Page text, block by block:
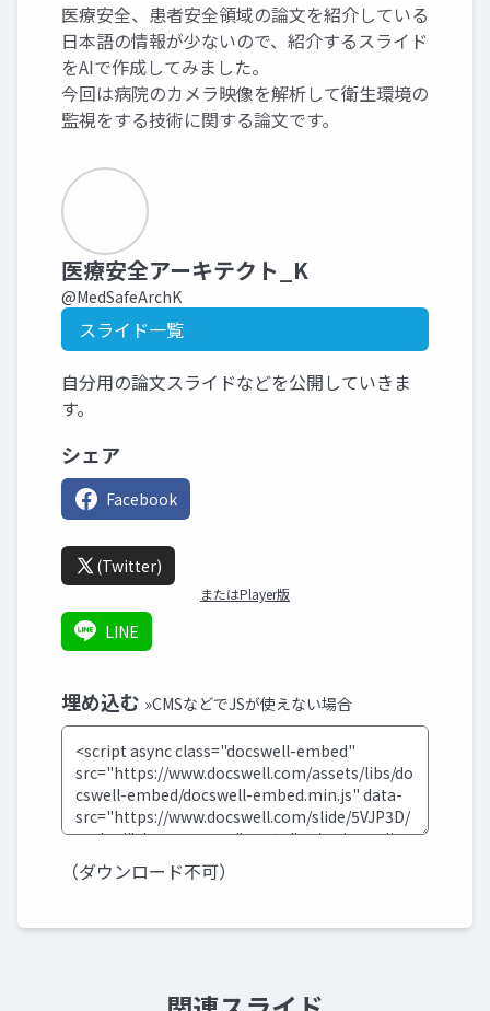
医療安全、患者安全領域の論文を紹介している
日本語の情報が少ないので、紹介するスライド
をAIで作成してみました。
今回は病院のカメラ映像を解析して衛生環境の
監視をする技術に関する論文です。
医療安全アーキテクト_K
@MedSafeArchK
スライド一覧
自分用の論文スライドなどを公開していきま
す。
シェア
Facebook
(Twitter)
またはPlayer版
LINE
埋め込む »CMSなどでJSが使えない場合
（ダウンロード不可）